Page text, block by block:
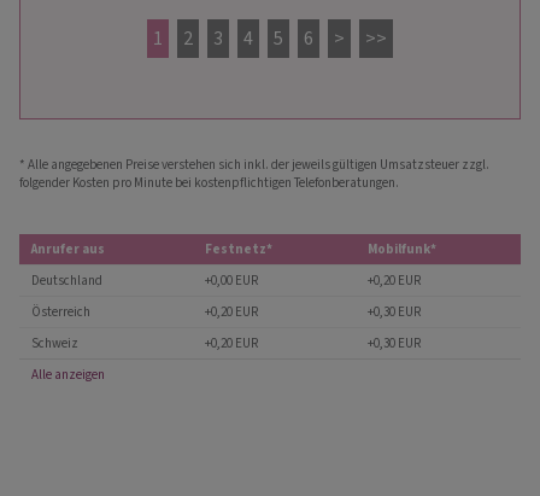
1 2 3 4 5 6 > >>
* Alle angegebenen Preise verstehen sich inkl. der jeweils gültigen Umsatzsteuer zzgl.
folgender Kosten pro Minute bei kostenpflichtigen Telefonberatungen.
Anrufer aus Festnetz*
Mobilfunk*
Deutschland
+0,00 EUR
+0,20 EUR
Österreich
+0,20 EUR
+0,30 EUR
Schweiz
+0,20 EUR
+0,30 EUR
Alle anzeigen